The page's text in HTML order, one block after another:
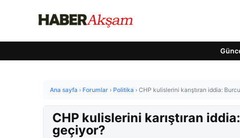
Ana sayfa › Forumlar › Politika › CHP kulislerini karıştıran iddia:
CHP kulislerini karıştıran
geçiyor?